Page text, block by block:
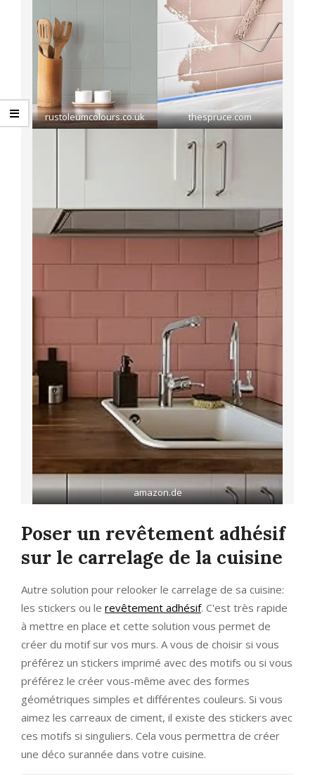
rustoleumcolours.co.uk thespruce.com
amazon.de
Poser un revêtement adhésif
sur le carrelage de la cuisine
Autre solution pour relooker le carrelage de sa cuisine:
les stickers ou le revêtement adhésif. C'est très rapide
à mettre en place et cette solution vous permet de
créer du motif sur vos murs. A vous de choisir si vous
préférez un stickers imprimé avec des motifs ou si vous
préférez le créer vous-même avec des formes
géométriques simples et différentes couleurs. Si vous
aimez les carreaux de ciment, il existe des stickers avec
ces motifs si singuliers. Cela vous permettra de créer
une déco surannée dans votre cuisine.